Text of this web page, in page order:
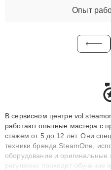
Опыт
В сервисном центре
работают опытные мастера с
стажем от 5 до 12 лет. Они
техники бренда SteamOne,
оборудование и
регулярно проходит обучение